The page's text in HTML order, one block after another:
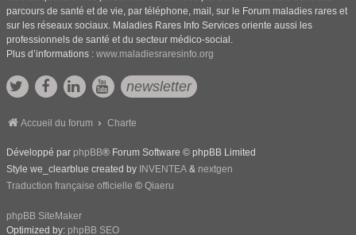
parcours de santé et de vie, par téléphone, mail, sur le Forum maladies rares et
sur les réseaux sociaux. Maladies Rares Info Services oriente aussi les
professionnels de santé et du secteur médico-social.
Plus d’informations : www.maladiesraresinfo.org
newsletter
Accueil du forum Charte
Développé par phpBB® Forum Software © phpBB Limited
Style we_clearblue created by INVENTEA & nextgen
Traduction française officielle © Qiaeru
phpBB SiteMaker
Optimized by: phpBB SEO